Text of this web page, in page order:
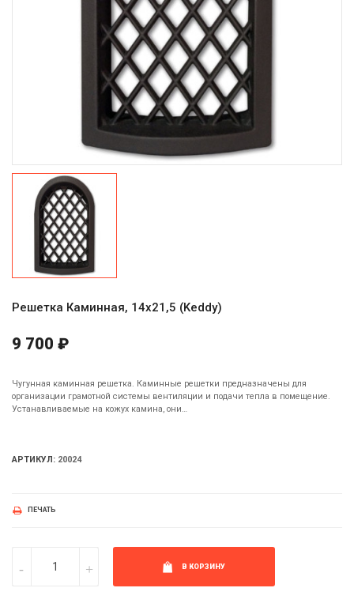
Решетка Каминная, 14х21,5 (Keddy)
9 700 ₽
Чугунная каминная решетка. Каминные решетки предназначены для
организации грамотной системы вентиляции и подачи тепла в помещение.
Устанавливаемые на кожух камина, они…
АРТИКУЛ: 20024
ПЕЧАТЬ
В КОРЗИНУ